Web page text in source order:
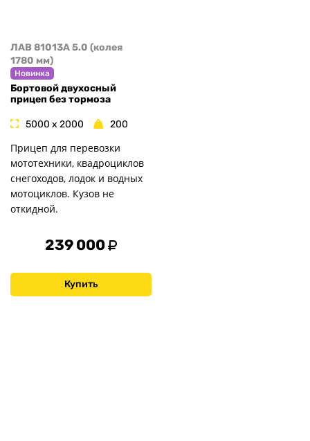
ЛАВ 81013A 5.0 (колея
1780 мм)
Новинка
Бортовой двухосный
прицеп без тормоза
5000 x 2000 200
Прицеп для перевозки
мототехники, квадроциклов
снегоходов, лодок и водных
мотоциклов. Кузов не
откидной.
239 000
Купить